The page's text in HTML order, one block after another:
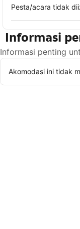
Pesta/acara tidak
Informasi
Informasi penting
Akomodasi ini tidak